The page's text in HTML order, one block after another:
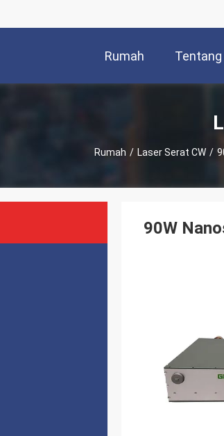
Rumah
Rumah / Laser Serat CW /
90W